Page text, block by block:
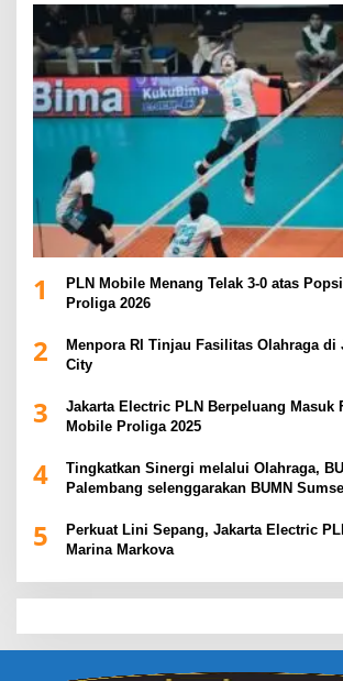
1
PLN Mobile Menang Telak 3-0 atas
Proliga 2026
2
Menpora RI Tinjau Fasilitas Olahraga di
City
3
Jakarta Electric PLN Berpeluang Masuk
Mobile Proliga 2025
4
Tingkatkan Sinergi melalui Olahraga,
Palembang selenggarakan BUMN
5
Perkuat Lini Sepang, Jakarta Electric
Marina Markova
slot demo